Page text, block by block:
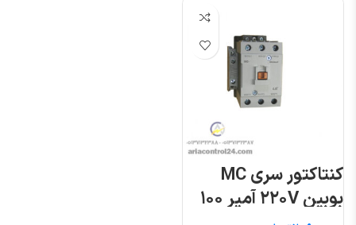
کنتاکتور سری MC
بوبین ۲۲۰V آمپر ۱۰۰